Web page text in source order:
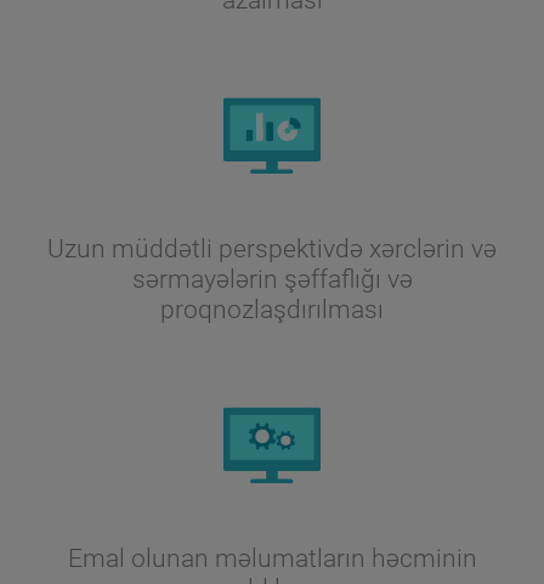
Uzun müddətli perspektivdə xərclərin və
sərmayələrin şəffaflığı və
proqnozlaşdırılması
Emal olunan məlumatların həcminin